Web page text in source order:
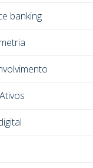
banking